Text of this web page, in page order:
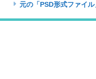
元の「PSD形式ファイ